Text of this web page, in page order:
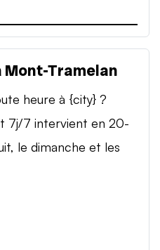
Tramelan
heure à {city} ?
7j/7 intervient en 20-
le dimanche et les